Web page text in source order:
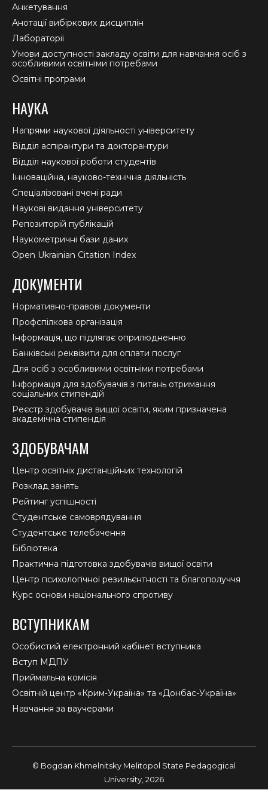
Анкетування
Анотації вибіркових дисциплін
Лабораторії
Умови доступності закладу освіти для навчання осіб з
особливими освітніми потребами
Освітні програми
НАУКА
Напрями наукової діяльності університету
Відділ аспірантури та докторантури
Відділ наукової роботи студентів
Інноваційна, науково-технічна діяльність
Спеціалізовані вчені ради
Наукові видання університету
Репозиторій публікацій
Наукометричні бази даних
Open Ukrainian Citation Index
ДОКУМЕНТИ
Нормативно-правові документи
Профспілкова організація
Інформація, що підлягає оприлюдненню
Банківські реквізити для оплати послуг
Для осіб з особливими освітніми потребами
Інформація для здобувачів з питань отримання
соціальних стипендій
Реєстр здобувачів вищої освіти, яким призначена
академічна стипендія
ЗДОБУВАЧАМ
Центр освітніх дистанційних технологій
Розклад занять
Рейтинг успішності
Студентське самоврядування
Студентське телебачення
Бібліотека
Практична підготовка здобувачів вищої освіти
Центр психологічної резильєнтності та благополуччя
Курс основи національного спротиву
ВСТУПНИКАМ
Особистий електронний кабінет вступника
Вступ МДПУ
Приймальна комісія
Освітній центр «Крим-Україна» та «Донбас-Україна»
Навчання за ваучерами
© Bogdan Khmelnitsky Melitopol State Pedagogical
University, 2026